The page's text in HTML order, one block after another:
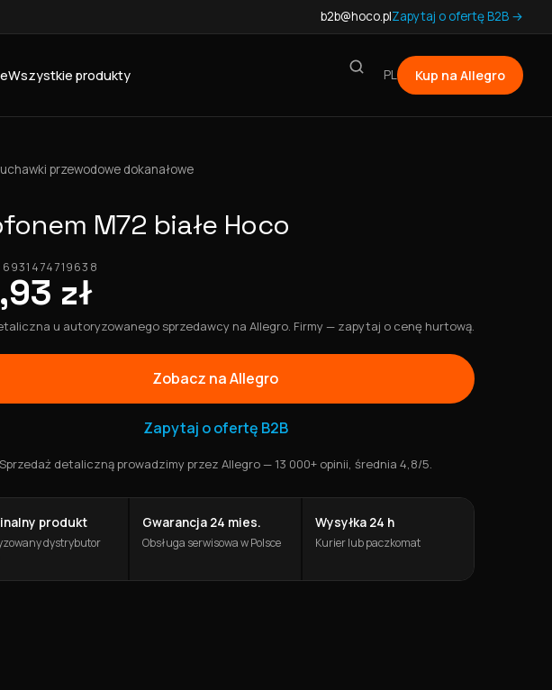
b2b@hoco.plZapytaj o ofertę B2B →
Wszystkie produkty PL Kup na Allegro
przewodowe dokanałowe
M72 białe Hoco
6931474719638
zł
u autoryzowanego sprzedawcy na Allegro. Firmy — zapytaj o cenę hurtową.
Zobacz na Allegro
Zapytaj o ofertę B2B
Sprzedaż detaliczną prowadzimy przez Allegro — 13 000+ opinii, średnia 4,8/5.
produkt
dystrybutor
Gwarancja 24 mies.
Obsługa serwisowa w Polsce
Wysyłka 24 h
Kurier lub paczkomat